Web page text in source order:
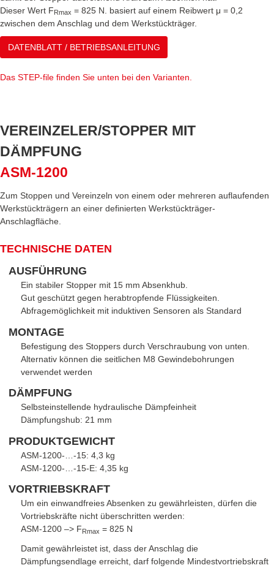
Dieser Wert F Rmax = 825 N. basiert auf einem Reibwert μ = 0,2
zwischen dem Anschlag und dem Werkstückträger.
DATENBLATT / BETRIEBSANLEITUNG
Das STEP-file finden Sie unten bei den Varianten.
VEREINZELER/STOPPER MIT
DÄMPFUNG
ASM-1200
Zum Stoppen und Vereinzeln von einem oder mehreren auflaufenden
Werkstückträgern an einer definierten Werkstückträger-
Anschlagfläche.
TECHNISCHE DATEN
AUSFÜHRUNG
Ein stabiler Stopper mit 15 mm Absenkhub.
Gut geschützt gegen herabtropfende Flüssigkeiten.
Abfragemöglichkeit mit induktiven Sensoren als Standard
MONTAGE
Befestigung des Stoppers durch Verschraubung von unten.
Alternativ können die seitlichen M8 Gewindebohrungen
verwendet werden
DÄMPFUNG
Selbsteinstellende hydraulische Dämpfeinheit
Dämpfungshub: 21 mm
PRODUKTGEWICHT
ASM-1200-…-15: 4,3 kg
ASM-1200-…-15-E: 4,35 kg
VORTRIEBSKRAFT
Um ein einwandfreies Absenken zu gewährleisten, dürfen die
Vortriebskräfte nicht überschritten werden:
ASM-1200 –> FRmax = 825 N
Damit gewährleistet ist, dass der Anschlag die
Dämpfungsendlage erreicht, darf folgende Mindestvortriebskraft